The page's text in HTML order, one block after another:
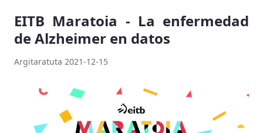
EITB Maratoia - La enfermedad
de Alzheimer en datos
Argitaratuta 2021-12-15